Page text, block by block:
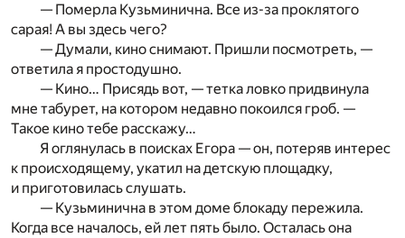
— Померла Кузьминична. Все из-за проклятого
сарая! А вы здесь чего?
— Думали, кино снимают. Пришли посмотреть, —
ответила я простодушно.
— Кино… Присядь вот, — тетка ловко придвинула
мне табурет, на котором недавно покоился гроб. —
Такое кино тебе расскажу…
Я оглянулась в поисках Егора — он, потеряв интерес
к происходящему, укатил на детскую площадку,
и приготовилась слушать.
— Кузьминична в этом доме блокаду пережила.
Когда все началось, ей лет пять было. Осталась она